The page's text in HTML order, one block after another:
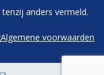
anders vermeld.
Algemene voorwaarden